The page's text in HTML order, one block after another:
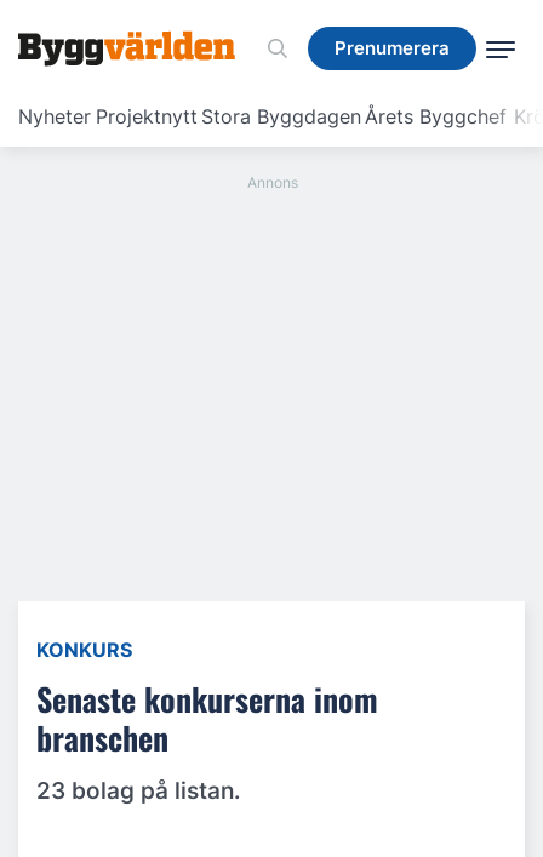
Prenumerera
Nyheter Projektnytt Stora ByggdagenÅrets Byggchef
Prenumerera
KONKURS
Senaste konkurserna inom
branschen
23 bolag på listan.